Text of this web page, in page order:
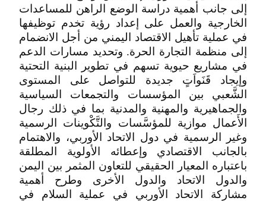
إلى جانب أهمية دراسة الوضع الراهن للمساعدات
الخارجية والعمل على إعداد رؤية تخدم توظيفها
في عملية تأهيل الاقتصاد اليمني من أجل الانضمام
إلى منظمة التجارة الحرة. وتحديد مسارات الدعم
في مشاريع حيوية تسهم في تطوير البنية التحتية
وإيجاد قَنَواَتٍ جديدة للتواصل على المستوى
الشَّعبي بين المؤسسات والتجمعات السياسية
والجماهيرية والمهنية والمدنية بما في ذلك رجال
الأَعمال موازية للمؤسَّسات والتَّكْوينات الرسمية
وغير الرسمية في دول الاتحاد الأوربي، والاهتمام
بالجانب الاقتصادي وإعطائه الأولوية المطلقة
باعتباره المعيار الحقيقي للتعاون المثمر بين اليمن
والدول الاتحاد والدول الأخرى وطرح أهمية
مشاركة الاتحاد الأوربي في عملية السلام في